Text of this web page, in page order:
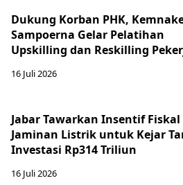
Dukung Korban PHK,
Sampoerna Gelar Pelatihan
Upskilling dan Reskilling
16 Juli 2026
Jabar Tawarkan Insentif Fiskal
Jaminan Listrik untuk Kejar
Investasi Rp314 Triliun
16 Juli 2026